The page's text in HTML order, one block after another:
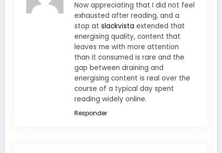
Now appreciating that I did not feel
exhausted after reading, and a
stop at slackvista extended that
energising quality, content that
leaves me with more attention
than it consumed is rare and the
gap between draining and
energising content is real over the
course of a typical day spent
reading widely online.
Responder